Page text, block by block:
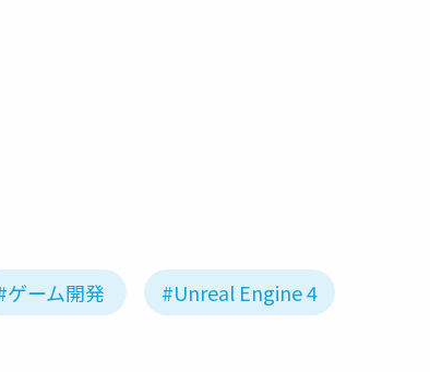
ゲーム開発 #Unreal Engine 4